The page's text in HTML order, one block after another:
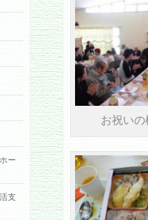
お祝いの
ー
支